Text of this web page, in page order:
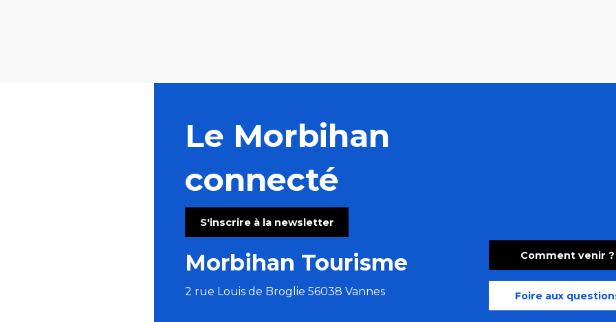
Le Morbihan
connecté
S'inscrire à la newsletter
Morbihan Tourisme
2 rue Louis de Broglie 56038 Vannes
Comment venir ?
Foire aux